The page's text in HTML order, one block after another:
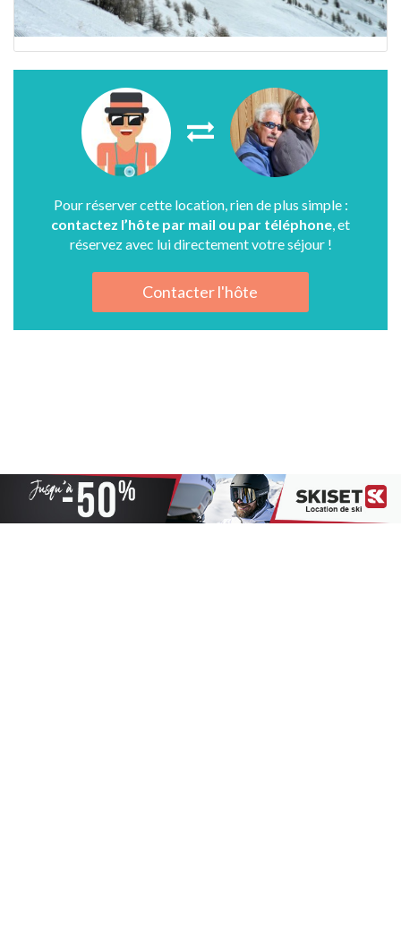
Pour réserver cette location, rien de plus simple :
contactez l’hôte par mail ou par téléphone , et
réservez avec lui directement votre séjour !
Contacter l'hôte